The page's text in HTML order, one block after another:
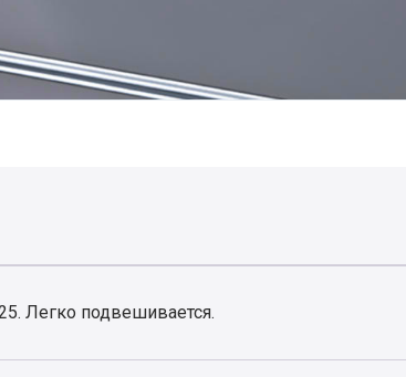
Легко подвешивается.